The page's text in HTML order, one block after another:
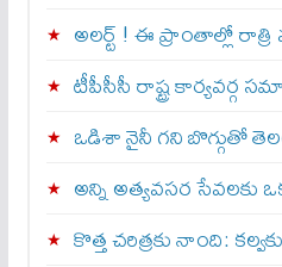
అల‌ర్ట్ ! ఈ ప్రాంతాల్లో
టీపీసీసీ రాష్ట్ర కార్యవర్గ
ఒడిశా నైనీ గని బొగ్గుతో
అన్ని అత్యవసర సేవలకు
కొత్త చరిత్రకు నాంది: